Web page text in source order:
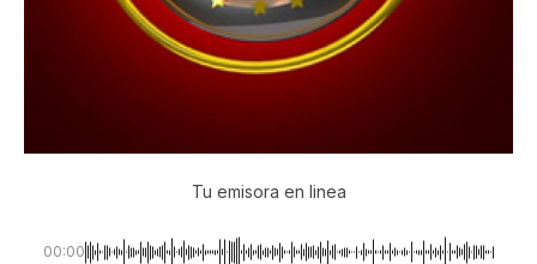
Tu emisora en linea
00:00